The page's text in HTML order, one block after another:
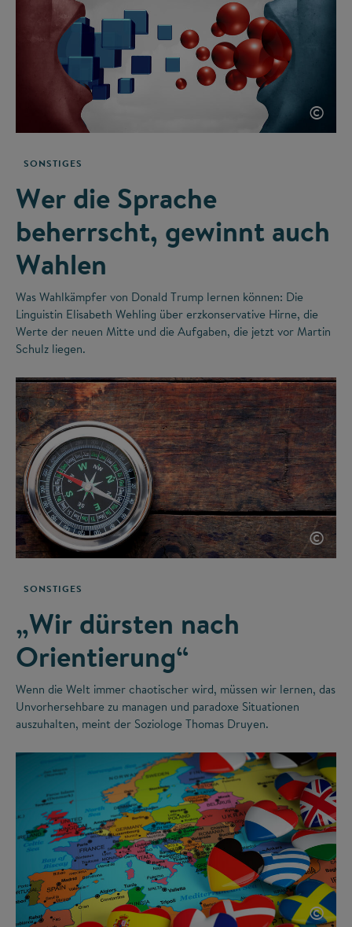
©
SONSTIGES
Wer die Sprache
beherrscht, gewinnt auch
Wahlen
Was Wahlkämpfer von Donald Trump lernen können: Die
Linguistin Elisabeth Wehling über erzkonservative Hirne, die
Werte der neuen Mitte und die Aufgaben, die jetzt vor Martin
Schulz liegen.
©
SONSTIGES
„Wir dürsten nach
Orientierung“
Wenn die Welt immer chaotischer wird, müssen wir lernen, das
Unvorhersehbare zu managen und paradoxe Situationen
auszuhalten, meint der Soziologe Thomas Druyen.
©